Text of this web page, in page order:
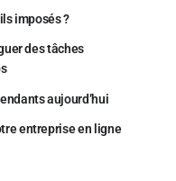
imposés ?
des tâches
aujourd’hui
entreprise en ligne